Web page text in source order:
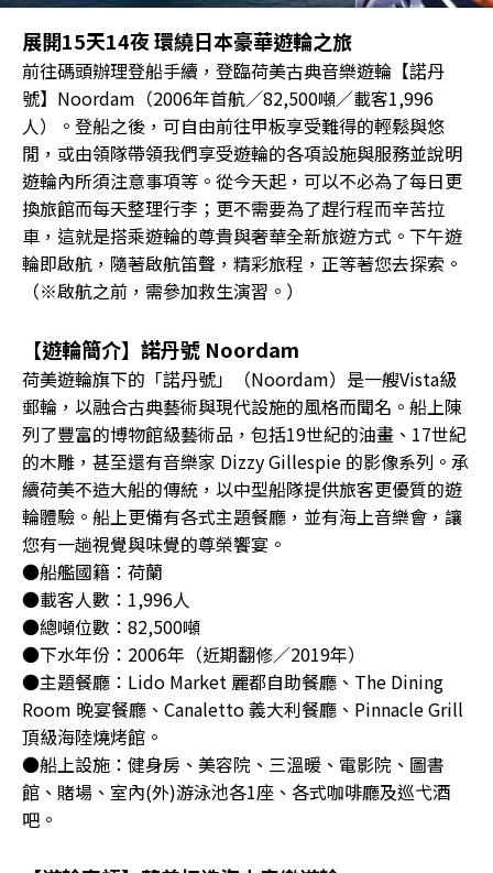
展開15天14夜 環繞日本豪華遊輪之旅
前往碼頭辦理登船手續，登臨荷美古典音樂遊輪【諾丹
號】Noordam（2006年首航／82,500噸／載客1,996
人）。登船之後，可自由前往甲板享受難得的輕鬆與悠
閒，或由領隊帶領我們享受遊輪的各項設施與服務並說明
遊輪內所須注意事項等。從今天起，可以不必為了每日更
換旅館而每天整理行李；更不需要為了趕行程而辛苦拉
車，這就是搭乘遊輪的尊貴與奢華全新旅遊方式。下午遊
輪即啟航，隨著啟航笛聲，精彩旅程，正等著您去探索。
（※啟航之前，需參加救生演習。）
【遊輪簡介】諾丹號 Noordam
荷美遊輪旗下的「諾丹號」（Noordam）是一艘Vista級
郵輪，以融合古典藝術與現代設施的風格而聞名。船上陳
列了豐富的博物館級藝術品，包括19世紀的油畫、17世紀
的木雕，甚至還有音樂家 Dizzy Gillespie 的影像系列。承
續荷美不造大船的傳統，以中型船隊提供旅客更優質的遊
輪體驗。船上更備有各式主題餐廳，並有海上音樂會，讓
您有一趟視覺與味覺的尊榮饗宴。
●船艦國籍：荷蘭
●載客人數：1,996人
●總噸位數：82,500噸
●下水年份：2006年（近期翻修／2019年）
●主題餐廳：Lido Market 麗都自助餐廳、The Dining
Room 晚宴餐廳、Canaletto 義大利餐廳、Pinnacle Grill
頂級海陸燒烤館。
●船上設施：健身房、美容院、三溫暖、電影院、圖書
館、賭場、室內(外)游泳池各1座、各式咖啡廳及巡弋酒
吧。